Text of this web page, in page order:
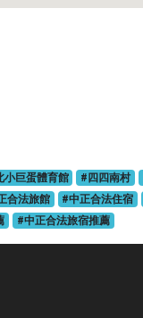
小巨蛋體育館 #四四南村
合法旅館 #中正合法住宿
#中正合法旅宿推薦